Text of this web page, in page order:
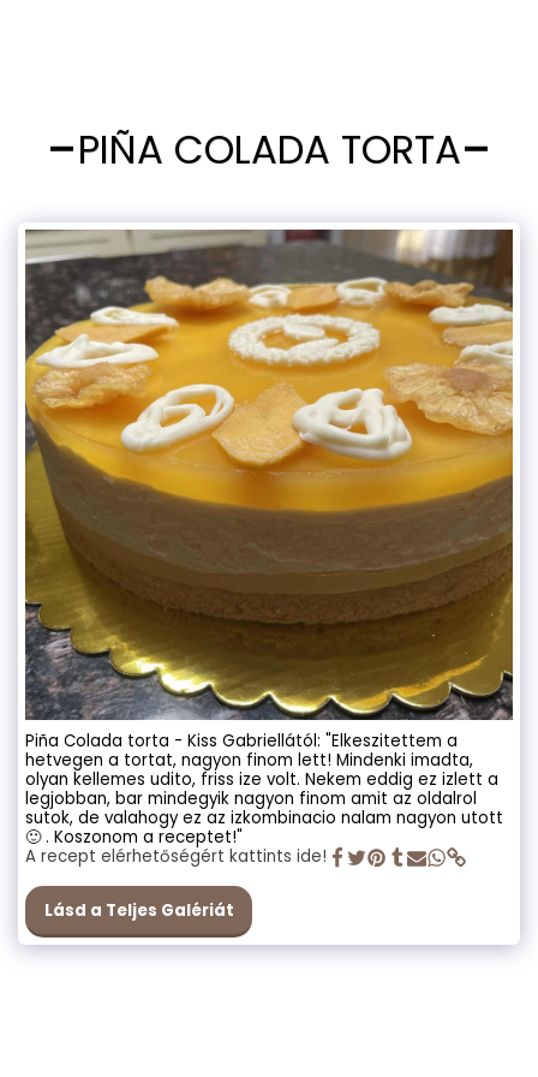
PIÑA COLADA TORTA
Piña Colada torta - Kiss Gabriellától: "Elkeszitettem a
hetvegen a tortat, nagyon finom lett! Mindenki imadta,
olyan kellemes udito, friss ize volt. Nekem eddig ez izlett a
legjobban, bar mindegyik nagyon finom amit az oldalrol
sutok, de valahogy ez az izkombinacio nalam nagyon utott
🙂 . Koszonom a receptet!"
A recept elérhetőségért kattints ide!
Lásd a Teljes Galériát